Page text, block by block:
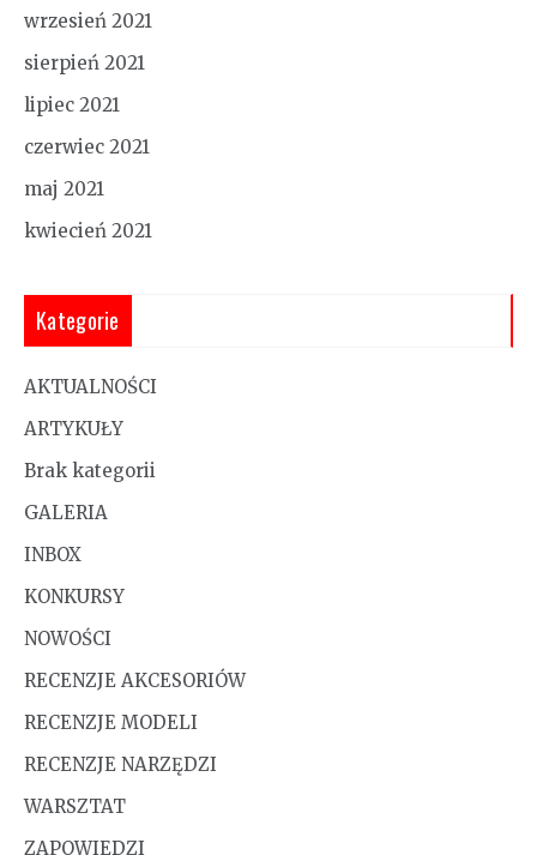
wrzesień 2021
sierpień 2021
lipiec 2021
czerwiec 2021
maj 2021
kwiecień 2021
Kategorie
AKTUALNOŚCI
ARTYKUŁY
Brak kategorii
GALERIA
INBOX
KONKURSY
NOWOŚCI
RECENZJE AKCESORIÓW
RECENZJE MODELI
RECENZJE NARZĘDZI
WARSZTAT
ZAPOWIEDZI